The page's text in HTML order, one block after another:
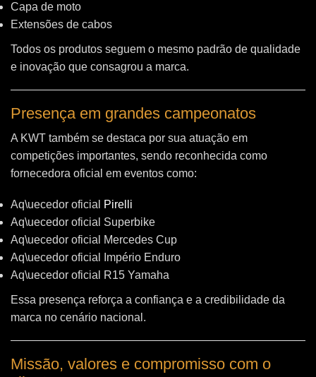
Capa de moto
Extensões de cabos
Todos os produtos seguem o mesmo padrão de qualidade
e inovação que consagrou a marca.
Presença em grandes campeonatos
A KWT também se destaca por sua atuação em
competições importantes, sendo reconhecida como
fornecedora oficial em eventos como:
Aq\uecedor oficial
Pirelli
Aq\uecedor oficial Superbike
Aq\uecedor oficial Mercedes Cup
Aq\uecedor oficial Império Enduro
Aq\uecedor oficial R15 Yamaha
Essa presença reforça a confiança e a credibilidade da
marca no cenário nacional.
Missão, valores e compromisso com o